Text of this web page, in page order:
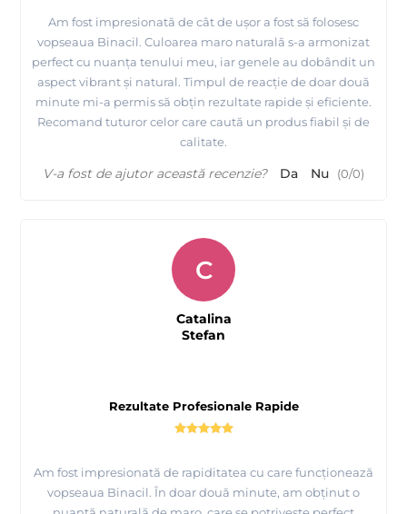
Am fost impresionată de cât de ușor a fost să folosesc
vopseaua Binacil. Culoarea maro naturală s-a armonizat
perfect cu nuanța tenului meu, iar genele au dobândit un
aspect vibrant și natural. Timpul de reacție de doar două
minute mi-a permis să obțin rezultate rapide și eficiente.
Recomand tuturor celor care caută un produs fiabil și de
calitate.
V-a fost de ajutor această recenzie? Da Nu (0/0)
Rezultate Profesionale Rapide
Am fost impresionată de rapiditatea cu care funcționează
vopseaua Binacil. În doar două minute, am obținut o
C
Catalina
Stefan